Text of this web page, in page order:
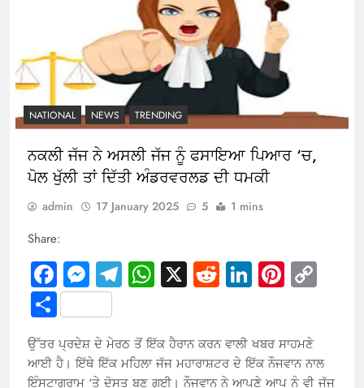
NATIONAL NEWS TRENDING
ਨਕਲੀ ਜੱਜ ਨੇ ਅਸਲੀ ਜੱਜ ਨੂੰ ਫਸਾਇਆ ਪਿਆਰ ‘ਚ,
ਪੋਲ ਖੁੱਲੀ ਤਾਂ ਦਿੱਤੀ ਅੰਡਰਵਰਲਡ ਦੀ ਧਮਕੀ
admin 17 January 2025 5 1 mins
Share:
Facebook
Messenger
Telegram
WhatsApp
X RedditLinkedIn
Share
ਉੱਤਰ ਪ੍ਰਦੇਸ਼ ਦੇ ਮੇਰਠ ਤੋਂ ਇੱਕ ਹੈਰਾਨ ਕਰਨ ਵਾਲੀ ਖਬਰ ਸਾਹਮਣੇ
ਆਈ ਹੈ। ਇੱਥੇ ਇੱਕ ਮਹਿਲਾ ਜੱਜ ਮਹਾਰਾਸ਼ਟਰ ਦੇ ਇੱਕ ਨੌਜਵਾਨ ਨਾਲ
ਇੰਸਟਾਗ੍ਰਾਮ ‘ਤੇ ਦੋਸਤ ਬਣ ਗਈ। ਨੌਜਵਾਨ ਨੇ ਆਪਣੇ ਆਪ ਨੂੰ ਵੀ ਜੱਜ